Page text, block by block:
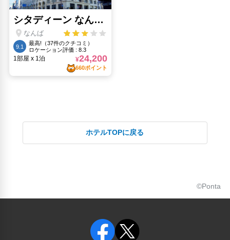
ホテルTOPに戻る
©Ponta